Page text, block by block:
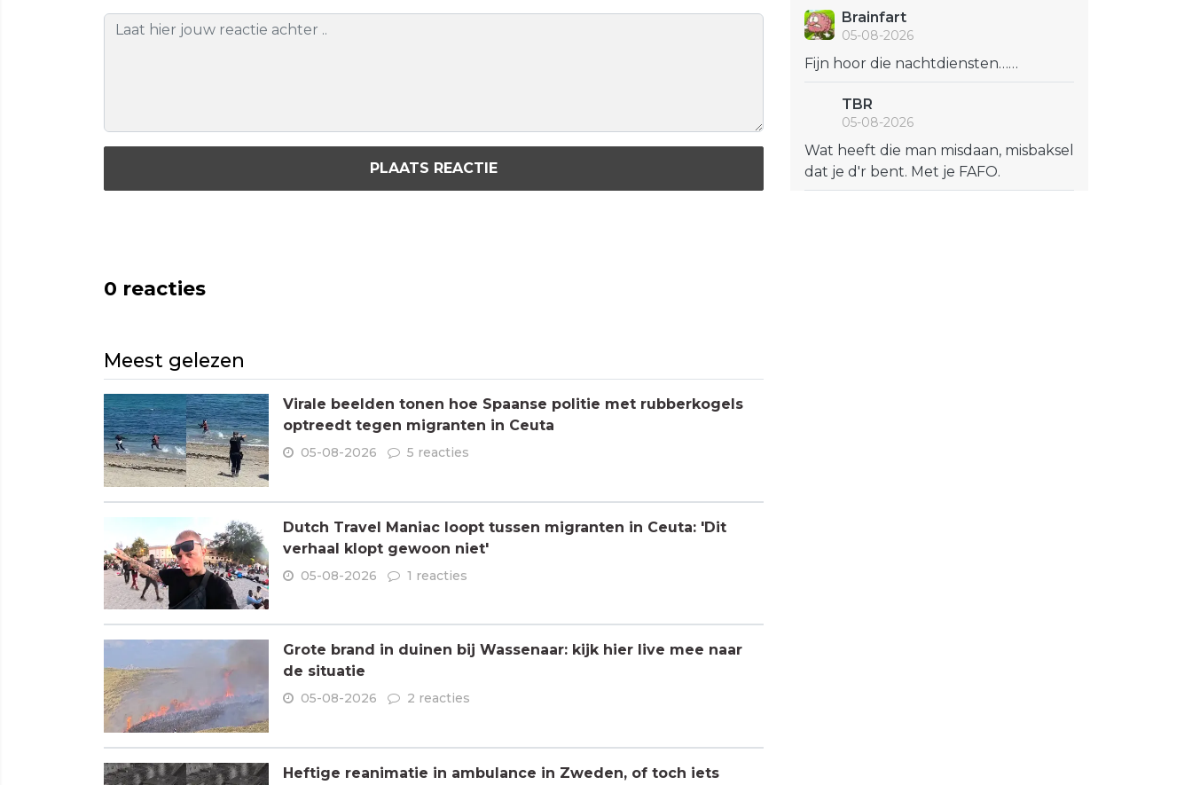
PLAATS REACTIE
0 reacties
Meest gelezen
Virale beelden tonen hoe Spaanse politie met rubberkogels
optreedt tegen migranten in Ceuta
05-08-2026 5 reacties
Dutch Travel Maniac loopt tussen migranten in Ceuta: 'Dit
verhaal klopt gewoon niet'
05-08-2026 1 reacties
Grote brand in duinen bij Wassenaar: kijk hier live mee naar
de situatie
05-08-2026 2 reacties
Heftige reanimatie in ambulance in Zweden, of toch iets
Brainfart
05-08-2026
Fijn hoor die nachtdiensten……
TBR
05-08-2026
Wat heeft die man misdaan, misbaksel
dat je d'r bent. Met je FAFO.